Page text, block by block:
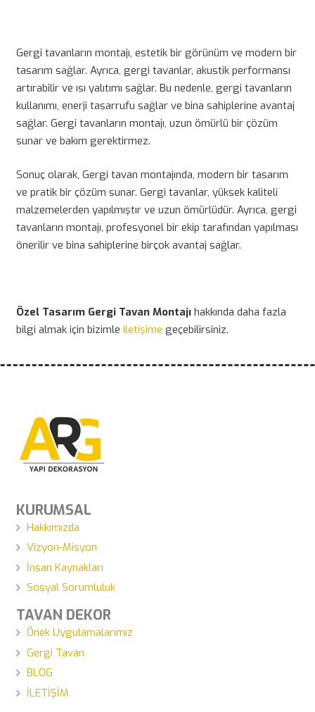
Gergi tavanların montajı, estetik bir görünüm ve modern bir
tasarım sağlar. Ayrıca, gergi tavanlar, akustik performansı
artırabilir ve ısı yalıtımı sağlar. Bu nedenle, gergi tavanların
kullanımı, enerji tasarrufu sağlar ve bina sahiplerine avantaj
sağlar. Gergi tavanların montajı, uzun ömürlü bir çözüm
sunar ve bakım gerektirmez.
Sonuç olarak, Gergi tavan montajında, modern bir tasarım
ve pratik bir çözüm sunar. Gergi tavanlar, yüksek kaliteli
malzemelerden yapılmıştır ve uzun ömürlüdür. Ayrıca, gergi
tavanların montajı, profesyonel bir ekip tarafından yapılması
önerilir ve bina sahiplerine birçok avantaj sağlar.
Özel Tasarım Gergi Tavan Montajıhakkında daha fazla
bilgi almak için bizimle iletişime geçebilirsiniz.
KURUMSAL
Hakkımızda
Vizyon-Misyon
İnsan Kaynakları
Sosyal Sorumluluk
TAVAN DEKOR
Önek Uygulamalarımız
Gergi Tavan
BLOG
İLETİŞİM